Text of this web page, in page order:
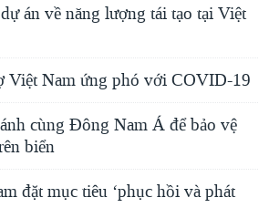
án về năng lượng tái tạo tại Việt
Việt Nam ứng phó với COVID-19
cùng Đông Nam Á để bảo vệ
biển
đặt mục tiêu ‘phục hồi và phát